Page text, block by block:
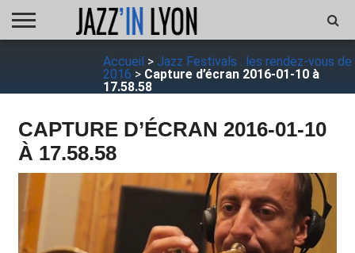
Accueil > Jazz Festivals : les rendez-vous de
2016 > Capture d’écran 2016-01-10 à
17.58.58
CAPTURE D’ÉCRAN 2016-01-10
À 17.58.58